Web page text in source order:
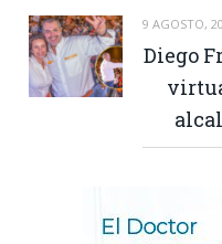
9 AGOSTO,
Diego